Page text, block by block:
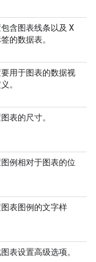
含图表线条以及 X
的数据表。
用于图表的数据视
。
表的尺寸。
例相对于图表的位
表图例的文字样
表设置高级选项。